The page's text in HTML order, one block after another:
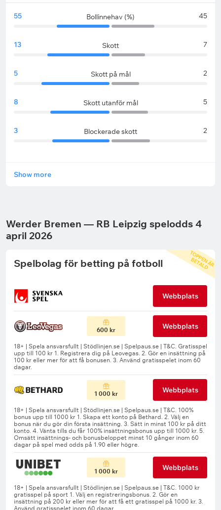
55 Bollinnehav (%) 45
13 Skott 7
5 Skott på mål 2
8 Skott utanför mål 5
3 Blockerade skott 2
Show more
Werder Bremen — RB Leipzig spelodds 4
april 2026
T
O
P
P
E
N
Ä
R
B
E
T
A
L
D
Spelbolag för betting på fotboll
Webbplats
600 kr Webbplats
1 000 kr Webbplats
1 000 kr Webbplats